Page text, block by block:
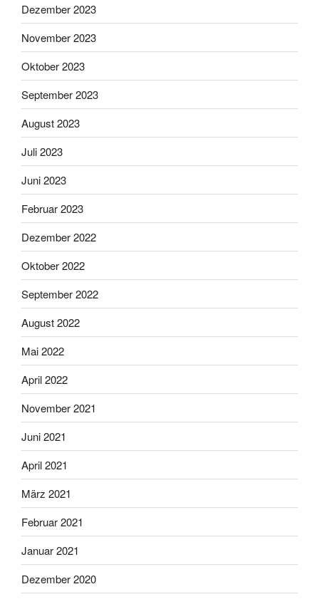
Dezember 2023
November 2023
Oktober 2023
September 2023
August 2023
Juli 2023
Juni 2023
Februar 2023
Dezember 2022
Oktober 2022
September 2022
August 2022
Mai 2022
April 2022
November 2021
Juni 2021
April 2021
März 2021
Februar 2021
Januar 2021
Dezember 2020